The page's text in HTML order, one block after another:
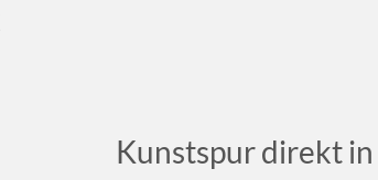
Kunstspur direkt in